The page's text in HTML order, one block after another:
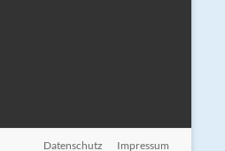
Datenschutz Impressum